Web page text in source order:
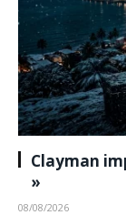
Clayman
»
08/08/2026